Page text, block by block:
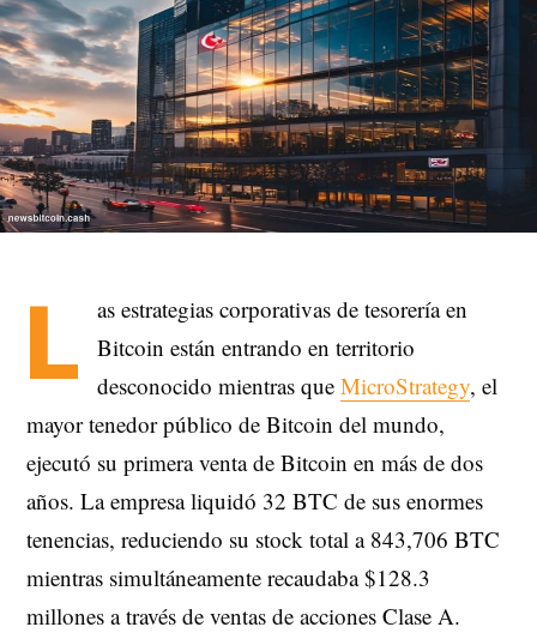
L
as estrategias corporativas de tesorería en
Bitcoin están entrando en territorio
desconocido mientras que MicroStrategy, el
mayor tenedor público de Bitcoin del mundo,
ejecutó su primera venta de Bitcoin en más de dos
años. La empresa liquidó 32 BTC de sus enormes
tenencias, reduciendo su stock total a 843,706 BTC
mientras simultáneamente recaudaba $128.3
millones a través de ventas de acciones Clase A.